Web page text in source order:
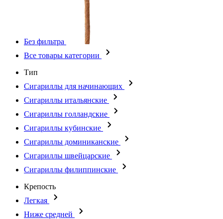
Без фильтра
Все товары категории
Тип
Сигариллы для начинающих
Сигариллы итальянские
Сигариллы голландские
Сигариллы кубинские
Сигариллы доминиканские
Сигариллы швейцарские
Сигариллы филиппинские
Крепость
Легкая
Ниже средней